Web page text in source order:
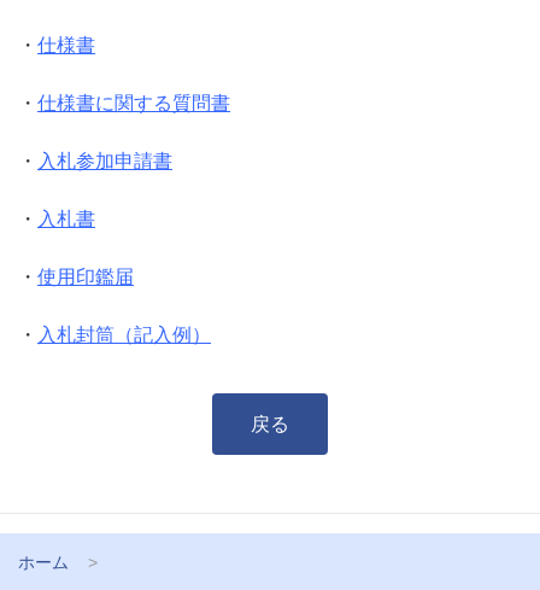
・ 仕様書
・ 仕様書に関する質問書
・ 入札参加申請書
・ 入札書
・ 使用印鑑届
・ 入札封筒（記入例）
戻る
ホーム